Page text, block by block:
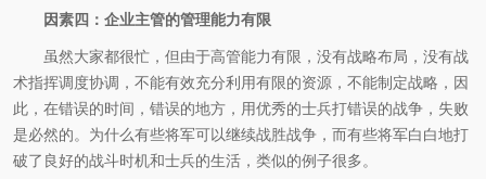
因素四：企业主管的管理能力有限
虽然大家都很忙，但由于高管能力有限，没有战略布局，没有战
术指挥调度协调，不能有效充分利用有限的资源，不能制定战略，因
此，在错误的时间，错误的地方，用优秀的士兵打错误的战争，失败
是必然的。为什么有些将军可以继续战胜战争，而有些将军白白地打
破了良好的战斗时机和士兵的生活，类似的例子很多。